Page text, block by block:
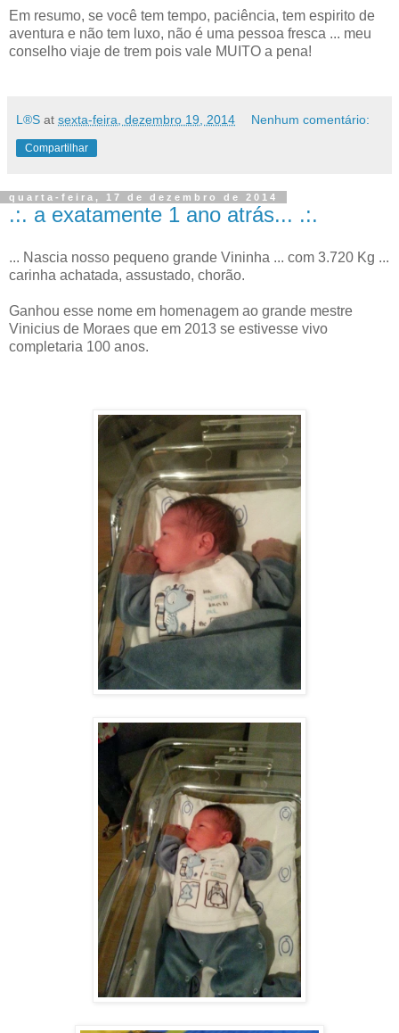
Em resumo, se você tem tempo, paciência, tem espirito de
aventura e não tem luxo, não é uma pessoa fresca ... meu
conselho viaje de trem pois vale MUITO a pena!
L®S at sexta-feira, dezembro 19, 2014 Nenhum comentário:
Compartilhar
quarta-feira, 17 de dezembro de 2014
.:. a exatamente 1 ano atrás... .:.
... Nascia nosso pequeno grande Vininha ... com 3.720 Kg ...
carinha achatada, assustado, chorão.
Ganhou esse nome em homenagem ao grande mestre
Vinicius de Moraes que em 2013 se estivesse vivo
completaria 100 anos.